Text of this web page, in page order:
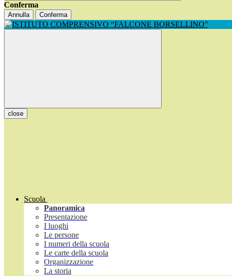
Conferma
Annulla Conferma
close
Scuola
Panoramica
Presentazione
I luoghi
Le persone
I numeri della scuola
Le carte della scuola
Organizzazione
La storia